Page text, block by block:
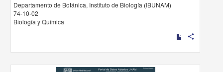
Departamento de Botánica, Instituto de Biología (IBUNAM)
74-10-02
Biología y Química
share